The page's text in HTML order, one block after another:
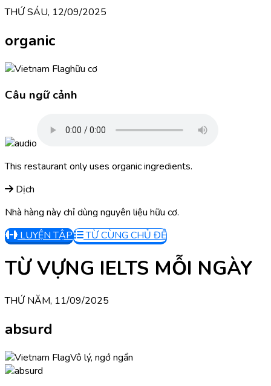
THỨ SÁU, 12/09/2025
organic
hữu cơ
Câu ngữ cảnh
This restaurant only uses organic ingredients.
Dịch
Nhà hàng này chỉ dùng nguyên liệu hữu cơ.
LUYỆN TẬP
TỪ CÙNG CHỦ ĐỀ
TỪ VỰNG IELTS MỖI NGÀY
THỨ NĂM, 11/09/2025
absurd
Vô lý, ngớ ngẩn